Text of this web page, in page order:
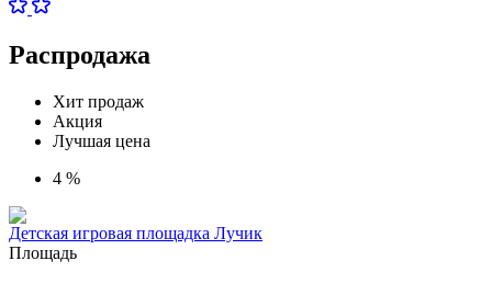
Распродажа
Хит продаж
Акция
Лучшая цена
4 %
Детская игровая площадка Лучик
Площадь